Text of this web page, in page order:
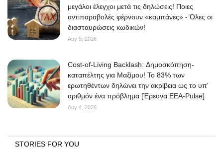
μεγάλοι έλεγχοι μετά τις δηλώσεις! Ποιες
αντιπαραβολές φέρνουν «καμπάνες» - Όλες οι
διασταυρώσεις κωδικών!
Αυγ 5, 2026
Cost-of-Living Backlash: Δημοσκόπηση-
καταπέλτης για Μαξίμου! Το 83% των
ερωτηθέντων δηλώνει την ακρίβεια ως το υπ'
αριθμόν ένα πρόβλημα [Έρευνα ΕΕΑ-Pulse]
Αυγ 4, 2026
STORIES FOR YOU